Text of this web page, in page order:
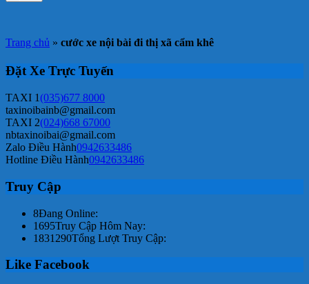
Trang chủ » cước xe nội bài đi thị xã cẩm khê
Đặt Xe Trực Tuyến
TAXI 1(035)677 8000
taxinoibainb@gmail.com
TAXI 2(024)668 67000
nbtaxinoibai@gmail.com
Zalo Điều Hành0942633486
Hotline Điều Hành0942633486
Truy Cập
8Đang Online:
1695Truy Cập Hôm Nay:
1831290Tổng Lượt Truy Cập:
Like Facebook